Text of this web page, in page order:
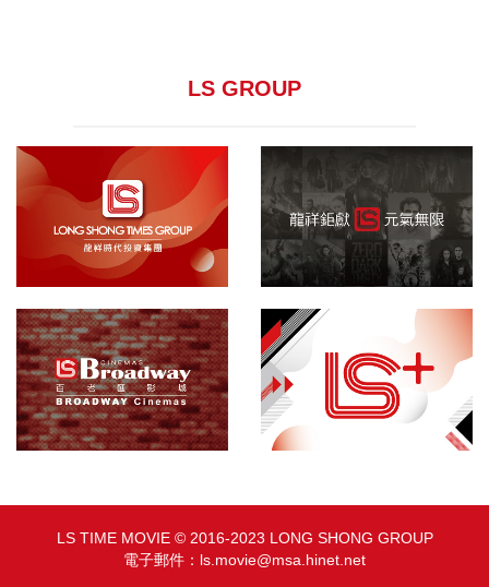
LS GROUP
龍祥集團 院線發行
百老匯影城 敬請期待
LS TIME MOVIE © 2016-2023 LONG SHONG GROUP
電子郵件： ls.movie@msa.hinet.net